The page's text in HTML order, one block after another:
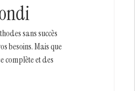
sans succès
besoins. Mais que
complète et des